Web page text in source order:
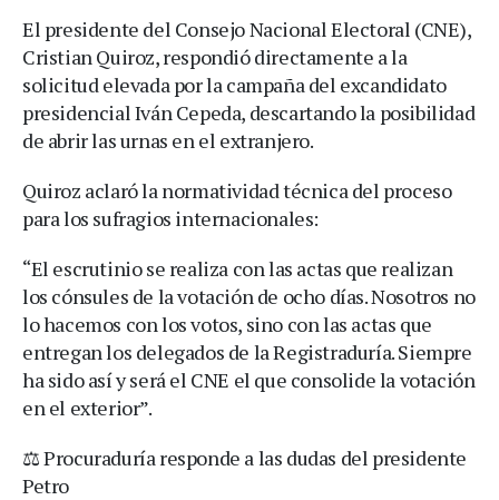
El presidente del Consejo Nacional Electoral (CNE),
Cristian Quiroz, respondió directamente a la
solicitud elevada por la campaña del excandidato
presidencial Iván Cepeda, descartando la posibilidad
de abrir las urnas en el extranjero.
Quiroz aclaró la normatividad técnica del proceso
para los sufragios internacionales:
“El escrutinio se realiza con las actas que realizan
los cónsules de la votación de ocho días. Nosotros no
lo hacemos con los votos, sino con las actas que
entregan los delegados de la Registraduría. Siempre
ha sido así y será el CNE el que consolide la votación
en el exterior”.
⚖️ Procuraduría responde a las dudas del presidente
Petro